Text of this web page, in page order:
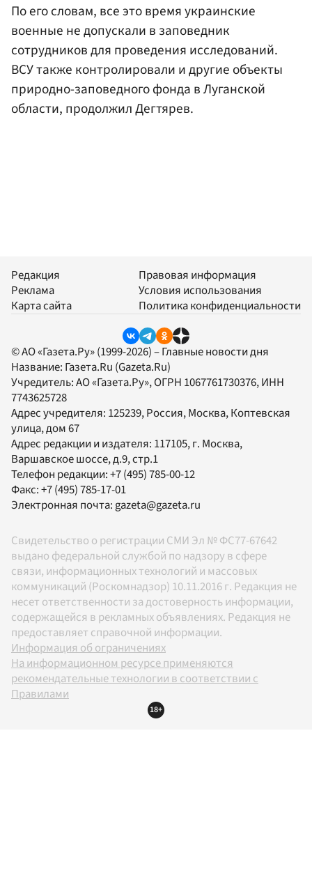
По его словам, все это время украинские
военные не допускали в заповедник
сотрудников для проведения исследований.
ВСУ также контролировали и другие объекты
природно-заповедного фонда в Луганской
области, продолжил Дегтярев.
Редакция
Реклама
Карта сайта
Правовая информация
Условия использования
Политика конфиденциальности
© АО «Газета.Ру» (1999-2026) – Главные новости дня
Название: Газета.Ru (Gazeta.Ru)
Учредитель:АО «Газета.Ру», ОГРН 1067761730376, ИНН
7743625728
Адрес учредителя: 125239, Россия, Москва, Коптевская
улица, дом 67
Адрес редакции и издателя: 117105, г. Москва,
Варшавское шоссе, д.9, стр.1
Телефон редакции:+7 (495) 785-00-12
Факс:+7 (495) 785-17-01
Электронная почта:gazeta@gazeta.ru
Свидетельство о регистрации СМИ Эл № ФС77-67642
выдано федеральной службой по надзору в сфере
связи, информационных технологий и массовых
коммуникаций (Роскомнадзор) 10.11.2016 г. Редакция не
несет ответственности за достоверность информации,
содержащейся в рекламных объявлениях. Редакция не
предоставляет справочной информации.
Информация об ограничениях
На информационном ресурсе применяются
рекомендательные технологии в соответствии с
Правилами
18+